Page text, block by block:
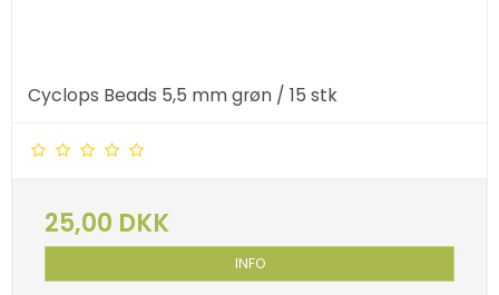
Cyclops Beads 5,5 mm grøn / 15 stk
25,00 DKK
INFO